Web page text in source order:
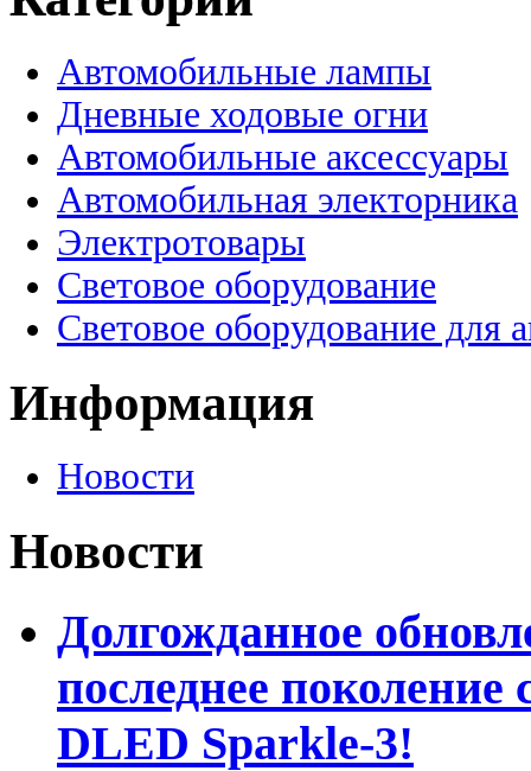
Автомобильные лампы
Дневные ходовые огни
Автомобильные аксессуары
Автомобильная электорника
Электротовары
Световое оборудование
Световое оборудование для
Информация
Новости
Новости
Долгожданное
последнее
DLED Sparkle-3!